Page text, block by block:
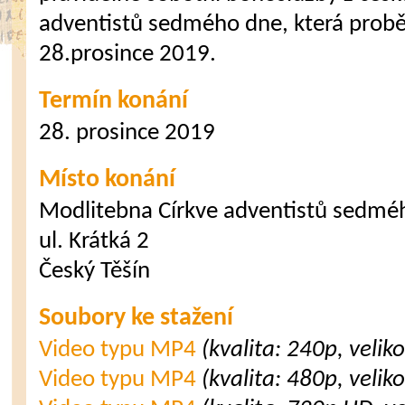
adventistů sedmého dne, která
28.prosince 2019.
Termín konání
28. prosince 2019
Místo konání
Modlitebna Církve adventistů
ul. Krátká 2
Český Těšín
Soubory ke stažení
Video typu MP4 (kvalita: 240p,
Video typu MP4 (kvalita: 480p,